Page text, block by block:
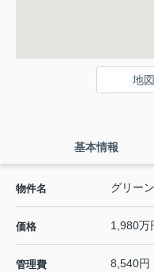
地
基本情報
物件名 グリー
価格 1,980万
管理費 8,540円